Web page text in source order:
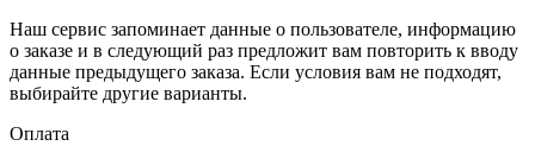
Наш сервис запоминает данные о пользователе, информацию
о заказе и в следующий раз предложит вам повторить к вводу
данные предыдущего заказа. Если условия вам не подходят,
выбирайте другие варианты.
Оплата